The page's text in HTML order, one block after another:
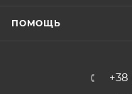
ПОМОЩЬ
+38